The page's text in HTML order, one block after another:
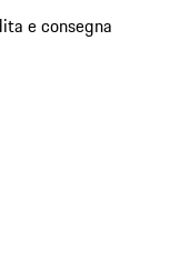
e consegna